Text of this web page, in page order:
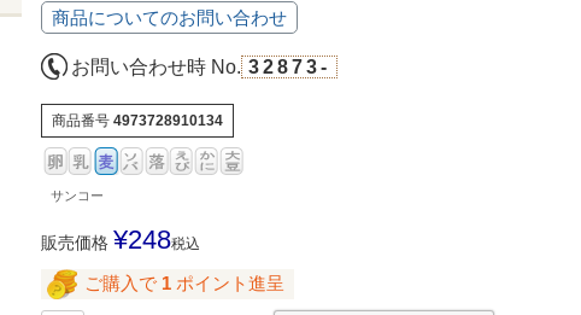
商品についてのお問い合わせ
お問い合わせ時 No. 32873-
商品番号 4973728910134
サンコー
販売価格 ¥248税込
ご購入で 1 ポイント進呈